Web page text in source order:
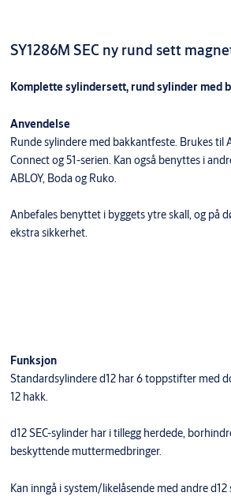
SY1286M SEC ny rund sett
Komplette sylindersett, rund sylinder med
Anvendelse
Runde sylindere med bakkantfeste. Brukes til
Connect og 51-serien. Kan også benyttes i
ABLOY, Boda og Ruko.
Anbefales benyttet i byggets ytre skall, og på
ekstra sikkerhet.
Funksjon
Standardsylindere d12 har 6 toppstifter med
12 hakk.
d12 SEC-sylinder har i tillegg herdede,
beskyttende muttermedbringer.
​Kan inngå i system/likelåsende med andre d12